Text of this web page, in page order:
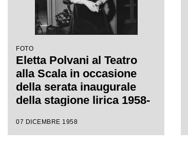
FOTO
Eletta Polvani al Teatro
alla Scala in occasione
della serata inaugurale
della stagione lirica 1958-
"Turandot", di Giacomo
07 DICEMBRE 1958